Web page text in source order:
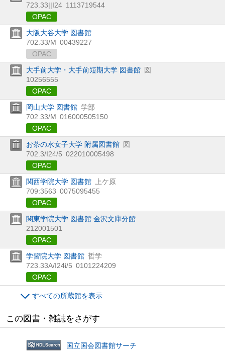
723.33||I24 1113719544
OPAC
大阪大谷大学 図書館
702.33/M 00439227
OPAC
大手前大学・大手前短期大学 図書館 図
10256555
OPAC
岡山大学 図書館 学部
702.33/M 016000505150
OPAC
お茶の水女子大学 附属図書館 図
702.3/I24/5 022010005498
OPAC
関西学院大学 図書館
上ケ原
709:3563 0075095455
OPAC
関東学院大学 図書館 金沢文庫分館
212001501
OPAC
学習院大学 図書館 哲学
723.33A/I24i/5 0101224209
OPAC
すべての所蔵館を表示
この図書・雑誌をさがす
国立国会図書館サーチ